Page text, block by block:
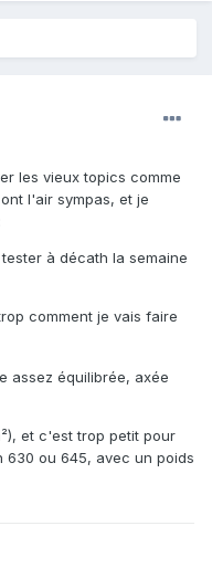
les vieux topics comme
l'air sympas, et je
à décath la semaine
comment je vais faire
assez équilibrée, axée
et c'est trop petit pour
630 ou 645, avec un poids